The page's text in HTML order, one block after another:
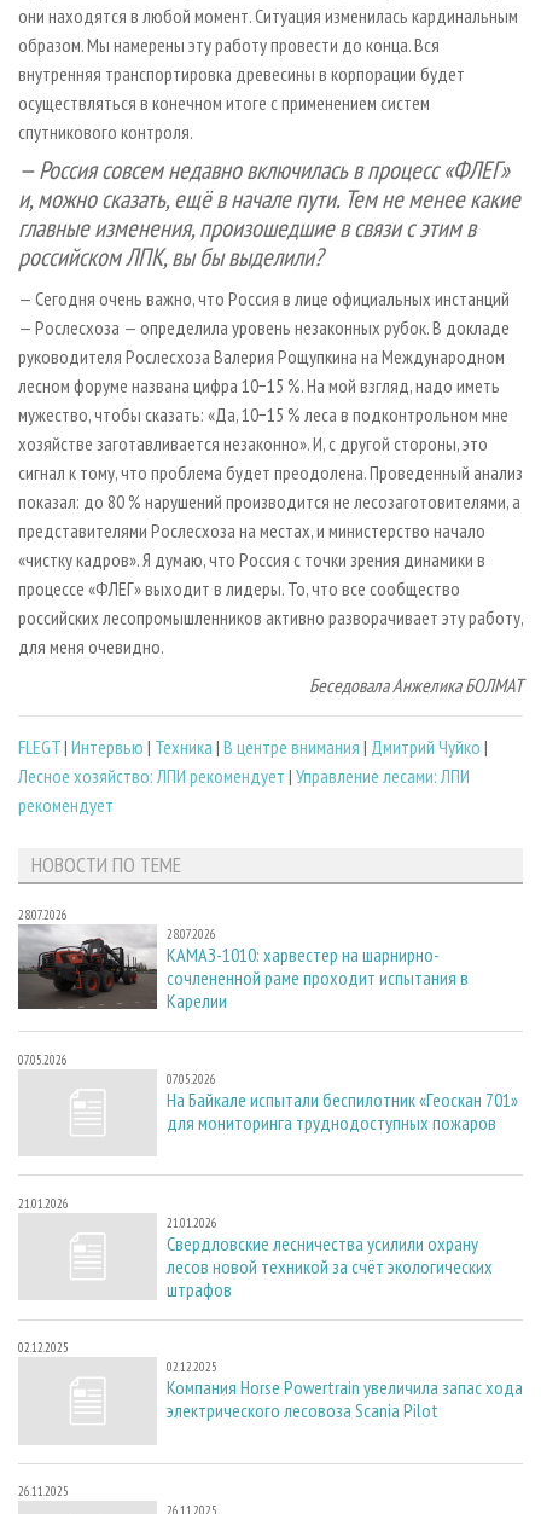
они находятся в любой момент. Ситуация изменилась кардинальным
образом. Мы намерены эту работу провести до конца. Вся
внутренняя транспортировка древесины в корпорации будет
осуществляться в конечном итоге с применением систем
спутникового контроля.
— Россия совсем недавно включилась в процесс «ФЛЕГ»
и, можно сказать, ещё в начале пути. Тем не менее какие
главные изменения, произошедшие в связи с этим в
российском ЛПК, вы бы выделили?
— Сегодня очень важно, что Россия в лице официальных инстанций
— Рослесхоза — определила уровень незаконных рубок. В докладе
руководителя Рослесхоза Валерия Рощупкина на Международном
лесном форуме названа цифра 10−15 %. На мой взгляд, надо иметь
мужество, чтобы сказать: «Да, 10−15 % леса в подконтрольном мне
хозяйстве заготавливается незаконно». И, с другой стороны, это
сигнал к тому, что проблема будет преодолена. Проведенный анализ
показал: до 80 % нарушений производится не лесозаготовителями, а
представителями Рослесхоза на местах, и министерство начало
«чистку кадров». Я думаю, что Россия с точки зрения динамики в
процессе «ФЛЕГ» выходит в лидеры. То, что все сообщество
российских лесопромышленников активно разворачивает эту работу,
для меня очевидно.
Беседовала Анжелика БОЛМАТ
FLEGT| Интервью | Техника | В центре внимания | Дмитрий Чуйко |
Лесное хозяйство: ЛПИ рекомендует | Управление лесами: ЛПИ
рекомендует
НОВОСТИ ПО ТЕМЕ
28.07.2026
28.07.2026
КАМАЗ-1010: харвестер на шарнирно-
сочлененной раме проходит испытания в
Карелии
07.05.2026
07.05.2026
На Байкале испытали беспилотник «Геоскан 701»
для мониторинга труднодоступных пожаров
21.01.2026
21.01.2026
Свердловские лесничества усилили охрану
лесов новой техникой за счёт экологических
штрафов
02.12.2025
02.12.2025
Компания Horse Powertrain увеличила запас хода
электрического лесовоза Scania Pilot
26.11.2025
26.11.2025